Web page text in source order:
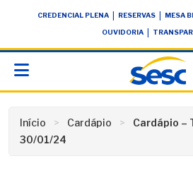
conteúdoCREDENCIAL PLENA RESERVAS MESA
OUVIDORIA
Início Cardápio
Cardápio –
30/01/24